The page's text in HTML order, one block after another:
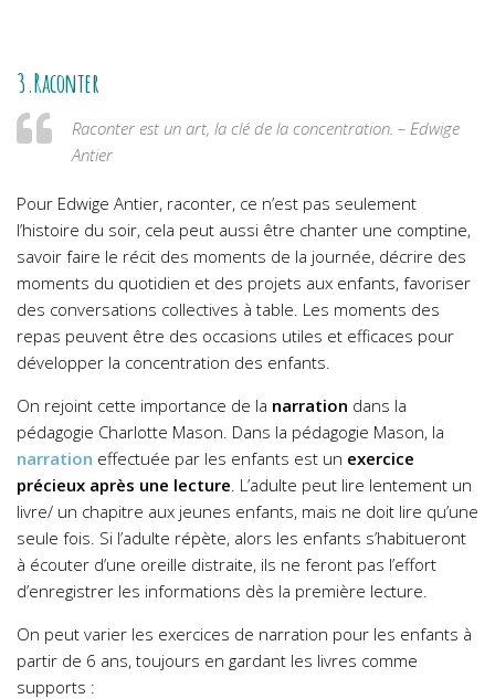
3.Raconter
Raconter est un art, la clé de la concentration. – Edwige
Antier
Pour Edwige Antier, raconter, ce n’est pas seulement
l’histoire du soir, cela peut aussi être chanter une comptine,
savoir faire le récit des moments de la journée, décrire des
moments du quotidien et des projets aux enfants, favoriser
des conversations collectives à table. Les moments des
repas peuvent être des occasions utiles et efficaces pour
développer la concentration des enfants.
On rejoint cette importance de la narration dans la
pédagogie Charlotte Mason. Dans la pédagogie Mason, la
narration effectuée par les enfants est un exercice
précieux après une lecture . L’adulte peut lire lentement un
livre/ un chapitre aux jeunes enfants, mais ne doit lire qu’une
seule fois. Si l’adulte répète, alors les enfants s’habitueront
à écouter d’une oreille distraite, ils ne feront pas l’effort
d’enregistrer les informations dès la première lecture.
On peut varier les exercices de narration pour les enfants à
partir de 6 ans, toujours en gardant les livres comme
supports :